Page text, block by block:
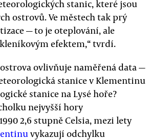
stanic, které jsou
ostrovů. Ve městech tak prý
— to je oteplování, ale
efektem,“ tvrdí.
ovlivňuje naměřená data —
stanice v Klementinu
stanice na Lysé hoře?
nejvyšší hory
2,6 stupně Celsia, mezi lety
vykazují odchylku